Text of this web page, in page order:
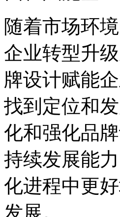
随着市场环
企业转型升
牌设计赋能
找到定位和
化和强化品
持续发展能
化进程中更
发展。